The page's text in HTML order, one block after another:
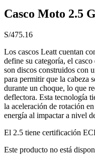
Casco Moto 2.5
S/475.16
Los cascos Leatt cuentan
define su categoría, el
son discos construidos con
para permitir que la cabeza
durante un choque, lo que
deflectora. Esta tecnología
la aceleración de rotación
energía al impactar a nivel
El 2.5 tiene certificación
Este producto no está